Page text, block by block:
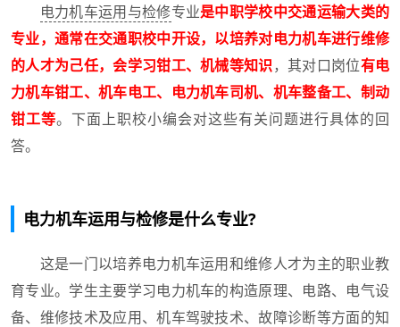
电力机车运用与检修专业是中职学校中交通运输大类的
专业，通常在交通职校中开设，以培养对电力机车进行维修
的人才为己任，会学习钳工、机械等知识，其对口岗位有电
力机车钳工、机车电工、电力机车司机、机车整备工、制动
钳工等。下面上职校小编会对这些有关问题进行具体的回
答。
电力机车运用与检修是什么专业?
这是一门以培养电力机车运用和维修人才为主的职业教
育专业。学生主要学习电力机车的构造原理、电路、电气设
备、维修技术及应用、机车驾驶技术、故障诊断等方面的知